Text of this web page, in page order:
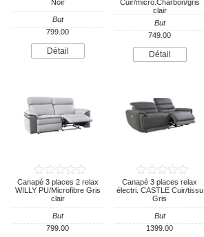
Noir
But
799.00
Détail
Cuir/micro.Charbon/gris
clair
But
749.00
Détail
Canapé 3 places 2 relax
WILLY PU/Microfibre Gris
clair
But
799.00
Canapé 3 places relax
électri. CASTLE Cuir/tissu
Gris
But
1399.00